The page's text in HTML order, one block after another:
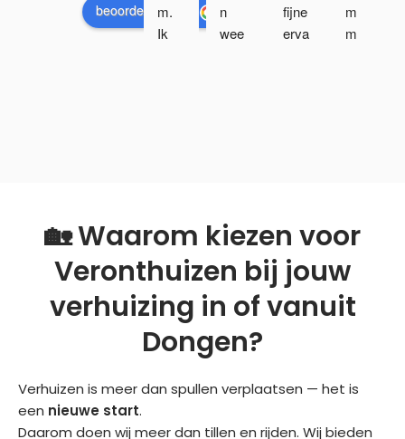
beoordeel ons op
m.
Ik
man
gen
aam
Noof
zo
was
n
wee
en
corr
ect
aan.
Een
aanr
fijne
erva
erg
vrie
ndeli
jk
en
zon
mijn
moe
zeer
netje
s,
snel
en
met
man
🏡 Waarom kiezen voor
Veronthuizen bij jouw
verhuizing in of vanuit
Dongen?
Verhuizen is meer dan spullen verplaatsen — het is
een nieuwe start.
Daarom doen wij meer dan tillen en rijden. Wij bieden